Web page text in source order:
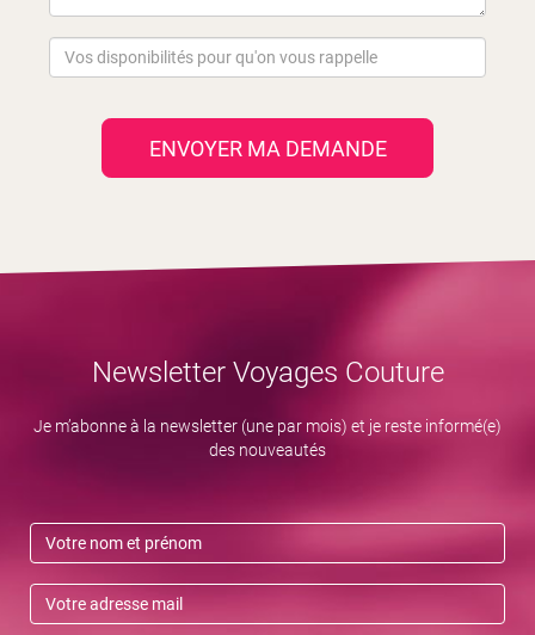
ENVOYER MA DEMANDE
Newsletter Voyages Couture
Je m’abonne à la newsletter (une par mois) et je reste informé(e)
des nouveautés